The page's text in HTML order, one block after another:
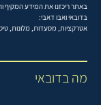
באתר ריכזנו את המידע המקיף
בדובאי ואבו דאבי:
אטרקציות, מסעדות, מלונות,
מה בדובאי